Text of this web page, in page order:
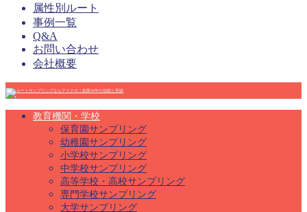
属性別ルート
事例一覧
Q&A
お問い合わせ
会社概要
教育機関・学校
保育園サンプリング
幼稚園サンプリング
小学校サンプリング
中学校サンプリング
高等学校・高校サンプリング
専門学校サンプリング
大学サンプリング